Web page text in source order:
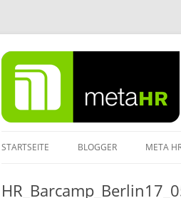
Zum
Inhalt
springen
STARTSEITE BLOGGER META